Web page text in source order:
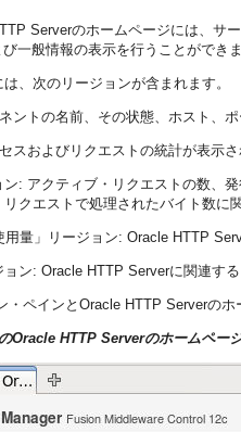
Serverのホームページには、
一般情報の表示を行うことができ
、次のリージョンが含まれます。
ントの名前、その状態、ホスト、
スおよびリクエストの統計が表示
ン: アクティブ・リクエストの数
クエストで処理されたバイト数に
用量」リージョン: Oracle HTTP
ョン: Oracle HTTP Serverに関連す
・ペインとOracle HTTP Serverの
Oracle HTTP Serverのホームペー